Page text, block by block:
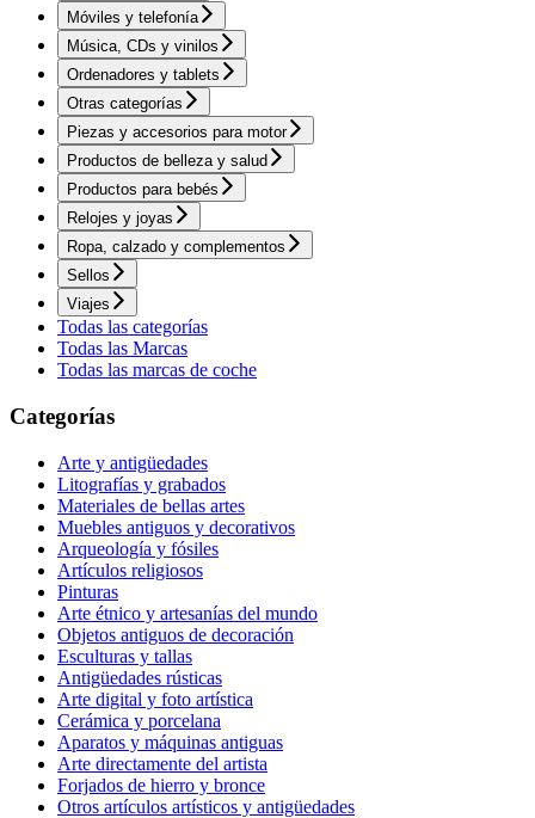
Móviles y telefonía
Música, CDs y vinilos
Ordenadores y tablets
Otras categorías
Piezas y accesorios para motor
Productos de belleza y salud
Productos para bebés
Relojes y joyas
Ropa, calzado y complementos
Sellos
Viajes
Todas las categorías
Todas las Marcas
Todas las marcas de coche
Categorías
Arte y antigüedades
Litografías y grabados
Materiales de bellas artes
Muebles antiguos y decorativos
Arqueología y fósiles
Artículos religiosos
Pinturas
Arte étnico y artesanías del mundo
Objetos antiguos de decoración
Esculturas y tallas
Antigüedades rústicas
Arte digital y foto artística
Cerámica y porcelana
Aparatos y máquinas antiguas
Arte directamente del artista
Forjados de hierro y bronce
Otros artículos artísticos y antigüedades